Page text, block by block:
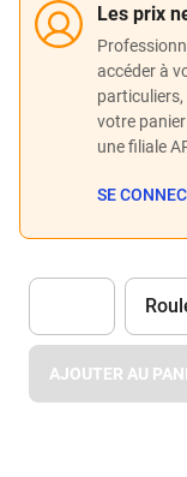
Les prix
accéder à
votre
une filiale
SE
Unité
AJOUTER AU